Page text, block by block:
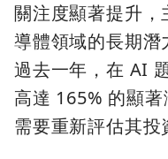
關注度顯著提升
導體領域的長期
過去一年，在 AI
高達 165% 的顯
需要重新評估其投